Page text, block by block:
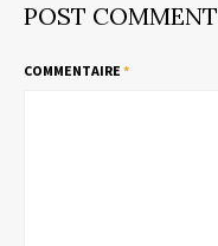
POST COMMENT
COMMENTAIRE *